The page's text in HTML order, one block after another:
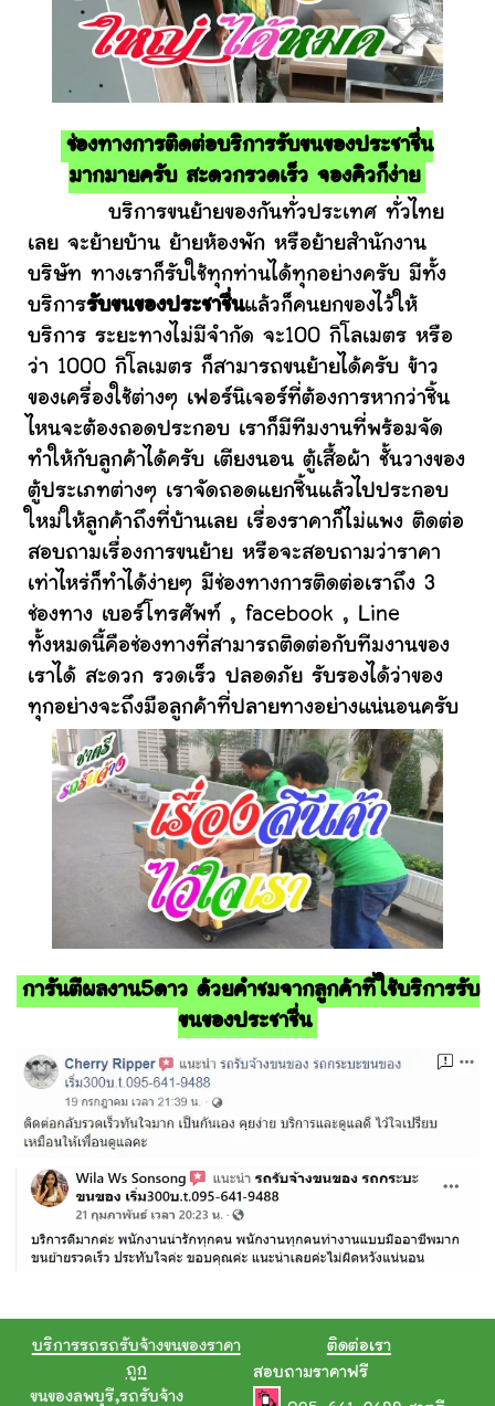
ช่องทางการติดต่อบริการรับขนของประชาชื่น
มากมายครับ สะดวกรวดเร็ว จองคิวก็ง่าย
บริการขนย้ายของกันทั่วประเทศ ทั่วไทย
เลย จะย้ายบ้าน ย้ายห้องพัก หรือย้ายสำนักงาน
บริษัท ทางเราก็รับใช้ทุกท่านได้ทุกอย่างครับ มีทั้ง
บริการรับขนของประชาชื่นแล้วก็คนยกของไว้ให้
บริการ ระยะทางไม่มีจำกัด จะ100 กิโลเมตร หรือ
ว่า 1000 กิโลเมตร ก็สามารถขนย้ายได้ครับ ข้าว
ของเครื่องใช้ต่างๆ เฟอร์นิเจอร์ที่ต้องการหากว่าชิ้น
ไหนจะต้องถอดประกอบ เราก็มีทีมงานที่พร้อมจัด
ทำให้กับลูกค้าได้ครับ เตียงนอน ตู้เสื้อผ้า ชั้นวางของ
ตู้ประเภทต่างๆ เราจัดถอดแยกชิ้นแล้วไปประกอบ
ใหม่ให้ลูกค้าถึงที่บ้านเลย เรื่องราคาก็ไม่แพง ติดต่อ
สอบถามเรื่องการขนย้าย หรือจะสอบถามว่าราคา
เท่าไหร่ก็ทำได้ง่ายๆ มีช่องทางการติดต่อเราถึง 3
ช่องทาง เบอร์โทรศัพท์ , facebook , Line
ทั้งหมดนี้คือช่องทางที่สามารถติดต่อกับทีมงานของ
เราได้ สะดวก รวดเร็ว ปลอดภัย รับรองได้ว่าของ
ทุกอย่างจะถึงมือลูกค้าที่ปลายทางอย่างแน่นอนครับ
การันตีผลงาน5ดาว ด้วยคำชมจากลูกค้าที่ใช้บริการรับ
ขนของประชาชื่น
บริการรถรถรับจ้างขนของราคา
ถูก
ขนของลพบุรี,รถรับจ้าง
ติดต่อเรา
สอบถามราคาฟรี